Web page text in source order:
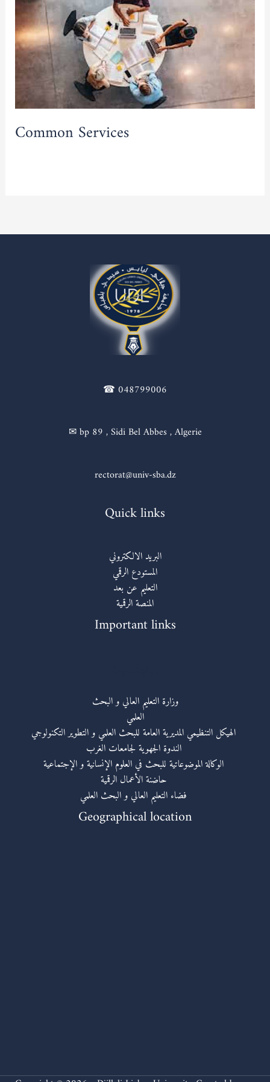
Common Services
☎ 048799006
✉ bp 89 , Sidi Bel Abbes , Algerie
rectorat@univ-sba.dz
Quick links
البريد الالكتروني
المستودع الرقمي
التعليم عن بعد
المنصة الرقمية
Important links
وزارة التعليم العالي و البحث
العلمي
الهيكل التنظيمي المديرية العامة للبحث العلمي و التطوير التكنولوجي
الندوة الجهوية لجامعات الغرب
الوكالة الموضوعاتية للبحث في العلوم الإنسانية و الإجتماعية
حاضنة الأعمال الرقمية
فضاء التعليم العالي و البحث العلمي
Geographical location